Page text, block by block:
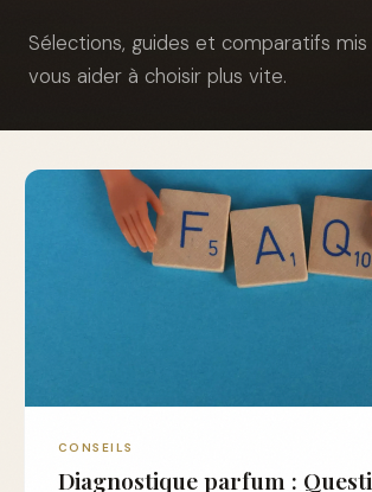
Sélections, guides et comparatifs
vous aider à choisir plus vite.
CONSEILS
Diagnostique parfum :